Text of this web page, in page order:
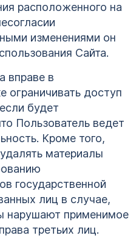
расположенного на
изменениями он
Сайта.
вправе в
ограничивать доступ
будет
Пользователь ведет
Кроме того,
материалы
государственной
лиц в случае,
нарушают применимое
третьих лиц.